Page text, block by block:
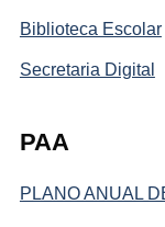
Biblioteca Escolar
Secretaria Digital
PAA
PLANO ANUAL